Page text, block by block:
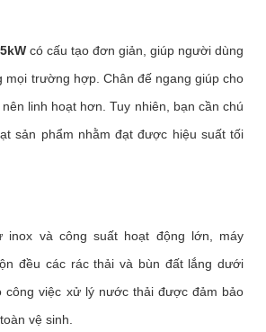
có cấu tạo đơn giản, giúp người dùng
mọi trường hợp. Chân đế ngang giúp cho
linh hoạt hơn. Tuy nhiên, bạn cần chú
sản phẩm nhằm đạt được hiệu suất tối
inox và công suất hoạt động lớn, máy
đều các rác thải và bùn đất lắng dưới
công việc xử lý nước thải được đảm bảo
vệ sinh.